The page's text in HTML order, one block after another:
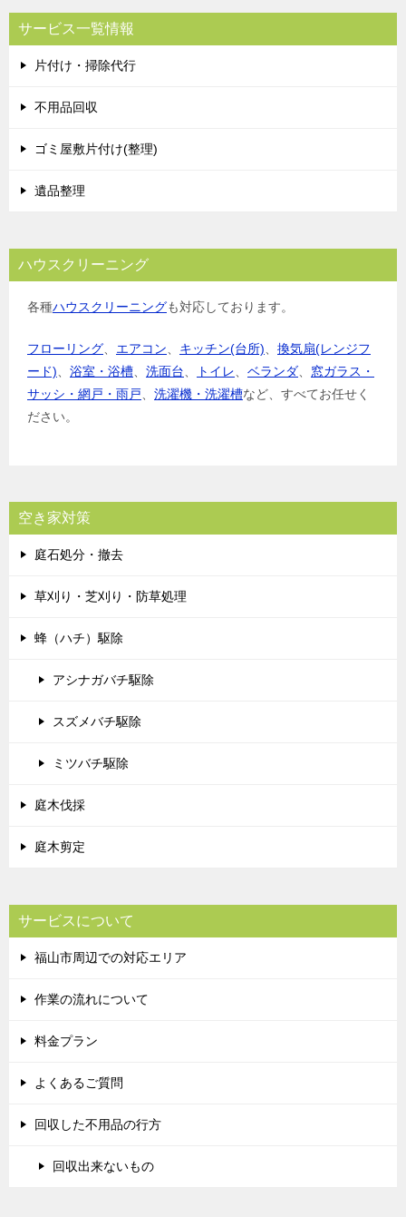
ビ
ゲ
ー
シ
サービス一覧情報
片付け・掃除代行
不用品回収
ゴミ屋敷片付け(整理)
遺品整理
ハウスクリーニング
各種ハウスクリーニングも対応しております。
フローリング、 エアコン、 キッチン(台所)、 換気扇(レンジフ
ード)、 浴室・浴槽、 洗面台、 トイレ、 ベランダ、 窓ガラス・
サッシ・網戸・雨戸、 洗濯機・洗濯槽など、すべてお任せく
ださい。
空き家対策
庭石処分・撤去
草刈り・芝刈り・防草処理
蜂（ハチ）駆除
アシナガバチ駆除
スズメバチ駆除
ミツバチ駆除
庭木伐採
庭木剪定
サービスについて
福山市周辺での対応エリア
作業の流れについて
料金プラン
よくあるご質問
回収した不用品の行方
回収出来ないもの